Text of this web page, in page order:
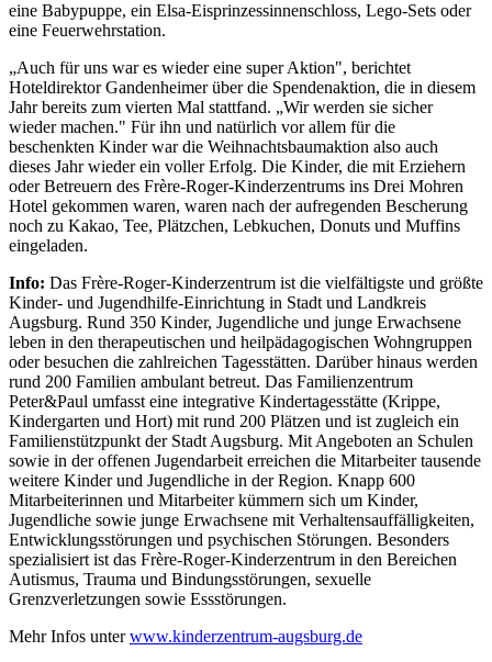
eine Babypuppe, ein Elsa-Eisprinzessinnenschloss, Lego-Sets oder
eine Feuerwehrstation.
„Auch für uns war es wieder eine super Aktion", berichtet
Hoteldirektor Gandenheimer über die Spendenaktion, die in diesem
Jahr bereits zum vierten Mal stattfand. „Wir werden sie sicher
wieder machen." Für ihn und natürlich vor allem für die
beschenkten Kinder war die Weihnachtsbaumaktion also auch
dieses Jahr wieder ein voller Erfolg. Die Kinder, die mit Erziehern
oder Betreuern des Frère-Roger-Kinderzentrums ins Drei Mohren
Hotel gekommen waren, waren nach der aufregenden Bescherung
noch zu Kakao, Tee, Plätzchen, Lebkuchen, Donuts und Muffins
eingeladen.
Info: Das Frère-Roger-Kinderzentrum ist die vielfältigste und größte
Kinder- und Jugendhilfe-Einrichtung in Stadt und Landkreis
Augsburg. Rund 350 Kinder, Jugendliche und junge Erwachsene
leben in den therapeutischen und heilpädagogischen Wohngruppen
oder besuchen die zahlreichen Tagesstätten. Darüber hinaus werden
rund 200 Familien ambulant betreut. Das Familienzentrum
Peter&Paul umfasst eine integrative Kindertagesstätte (Krippe,
Kindergarten und Hort) mit rund 200 Plätzen und ist zugleich ein
Familienstützpunkt der Stadt Augsburg. Mit Angeboten an Schulen
sowie in der offenen Jugendarbeit erreichen die Mitarbeiter tausende
weitere Kinder und Jugendliche in der Region. Knapp 600
Mitarbeiterinnen und Mitarbeiter kümmern sich um Kinder,
Jugendliche sowie junge Erwachsene mit Verhaltensauffälligkeiten,
Entwicklungsstörungen und psychischen Störungen. Besonders
spezialisiert ist das Frère-Roger-Kinderzentrum in den Bereichen
Autismus, Trauma und Bindungsstörungen, sexuelle
Grenzverletzungen sowie Essstörungen.
Mehr Infos unterwww.kinderzentrum-augsburg.de